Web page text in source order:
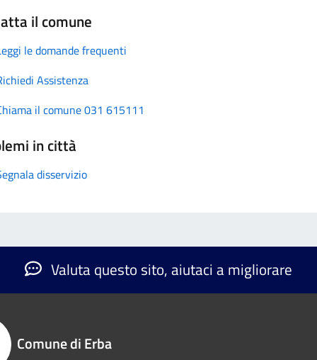
il comune
le domande frequenti
Assistenza
il comune 031 615111
in città
disservizio
Valuta questo sito, aiutaci a migliorare
Comune di Erba